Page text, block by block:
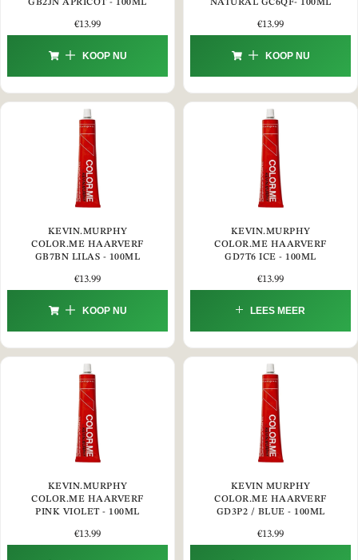
GB2JN APRICOT - 100ML
€13.99
KOOP NU
NATURAL GC6QF- 100ML
€13.99
KOOP NU
KEVIN.MURPHY
COLOR.ME HAARVERF
GB7BN LILAS - 100ML
€13.99
KOOP NU
KEVIN.MURPHY
COLOR.ME HAARVERF
GD7T6 ICE - 100ML
€13.99
LEES MEER
KEVIN.MURPHY
COLOR.ME HAARVERF
PINK VIOLET - 100ML
€13.99
KEVIN MURPHY
COLOR.ME HAARVERF
GD3P2 / BLUE - 100ML
€13.99